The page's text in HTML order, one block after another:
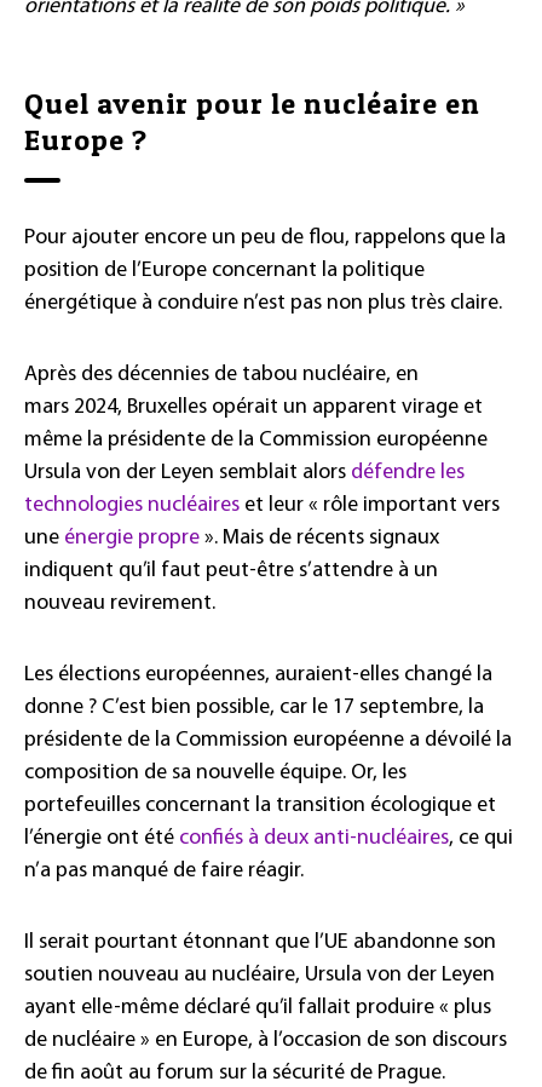
orientations et la réalité de son poids politique. »
Quel avenir pour le nucléaire en
Europe ?
Pour ajouter encore un peu de flou, rappelons que la
position de l’Europe concernant la politique
énergétique à conduire n’est pas non plus très claire.
Après des décennies de tabou nucléaire, en
mars 2024, Bruxelles opérait un apparent virage et
même la présidente de la Commission européenne
Ursula von der Leyen semblait alors défendre les
technologies nucléaires et leur « rôle important vers
une énergie propre ». Mais de récents signaux
indiquent qu’il faut peut-être s’attendre à un
nouveau revirement.
Les élections européennes, auraient-elles changé la
donne ? C’est bien possible, car le 17 septembre, la
présidente de la Commission européenne a dévoilé la
composition de sa nouvelle équipe. Or, les
portefeuilles concernant la transition écologique et
l’énergie ont été confiés à deux anti-nucléaires, ce qui
n’a pas manqué de faire réagir.
Il serait pourtant étonnant que l’UE abandonne son
soutien nouveau au nucléaire, Ursula von der Leyen
ayant elle-même déclaré qu’il fallait produire « plus
de nucléaire » en Europe, à l’occasion de son discours
de fin août au forum sur la sécurité de Prague.